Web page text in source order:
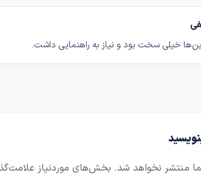
خیلی سخت بود و نیاز به راهنمایی داشت.
منتشر نخواهد شد. بخش‌های موردنیاز